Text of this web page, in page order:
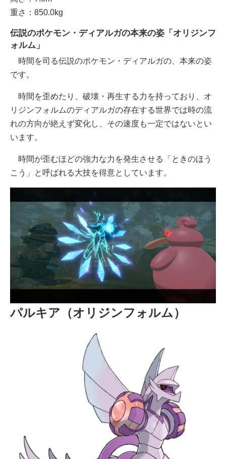
重さ：850.0kg
伝説のポケモン・ディアルガの本来の姿「オリジンフ
ォルム」
時間を司る伝説のポケモン・ディアルガの、本来の姿
です。
時間を歪めたり、破壊・再生する力を持っており、オ
リジンフォルムのディアルガの存在する世界では時の流
れの方向が絶えず変化し、その速度も一定ではないとい
います。
時間が歪むほどの強力な力を発生させる「ときのほう
こう」と呼ばれる大技を得意としています。
パルキア（オリジンフォルム）